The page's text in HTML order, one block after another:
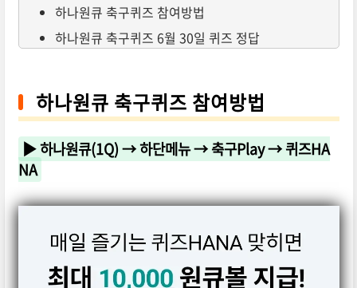
하나원큐 축구퀴즈 참여방법
하나원큐 축구퀴즈 6월 30일 퀴즈 정답
하나원큐 축구퀴즈 참여방법
▶ 하나원큐(1Q) → 하단메뉴 → 축구Play → 퀴즈HA
NA